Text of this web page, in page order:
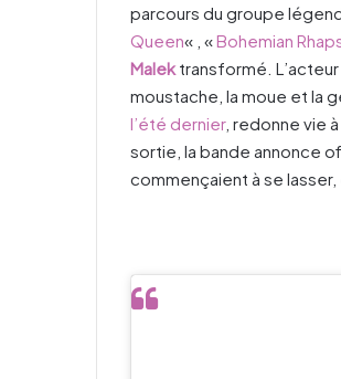
parcours du groupe
Queen« , «Bohemian
Malektransformé.
moustache, la moue et la
l’été dernier, redonne vie
sortie, la bande annonce
commençaient à se